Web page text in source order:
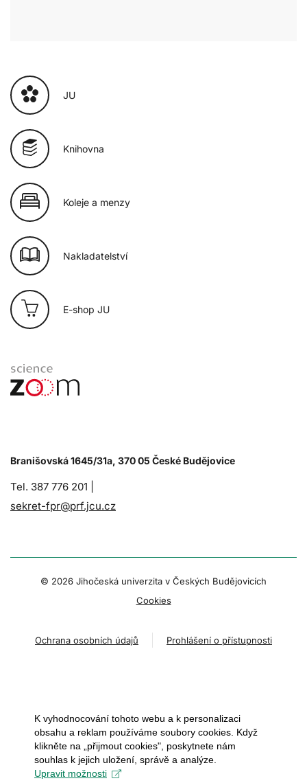
JU
Knihovna
Koleje a menzy
Nakladatelství
E-shop JU
Branišovská 1645/31a, 370 05 České Budějovice
Tel. 387 776 201 |
sekret-fpr@prf.jcu.cz
© 2026 Jihočeská univerzita v Českých Budějovicích
Cookies
Ochrana osobních údajů Prohlášení o přístupnosti
K vyhodnocování tohoto webu a k personalizaci
obsahu a reklam používáme soubory cookies. Když
klikněte na „přijmout cookies", poskytnete nám
souhlas k jejich uložení, správě a analýze.
Upravit možnosti